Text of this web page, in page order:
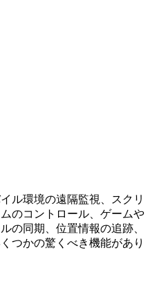
ル環境の遠隔監視、スクリ
のコントロール、ゲームや
の同期、位置情報の追跡、
つかの驚くべき機能があり